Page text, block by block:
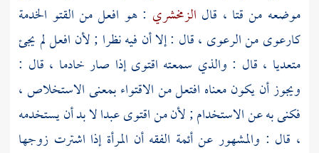
موضعه من قتا ، قال الزمخشري : هو افعل من القتو الخدمة
كارعوى من الرعوى ، قال : إلا أن فيه نظرا ; لأن افعل لم يجئ
متعديا ، قال : والذي سمعته اقتوى إذا صار خادما ، قال :
ويجوز أن يكون معناه افتعل من الاقتواء بمعنى الاستخلاص ،
فكنى به عن الاستخدام ; لأن من اقتوى عبدا لا بد أن يستخدمه
، قال : والمشهور عن أئمة الفقه أن المرأة إذا اشترت زوجها